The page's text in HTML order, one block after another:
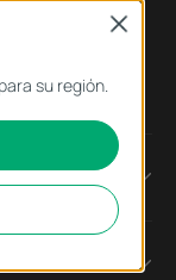
su región.
Close